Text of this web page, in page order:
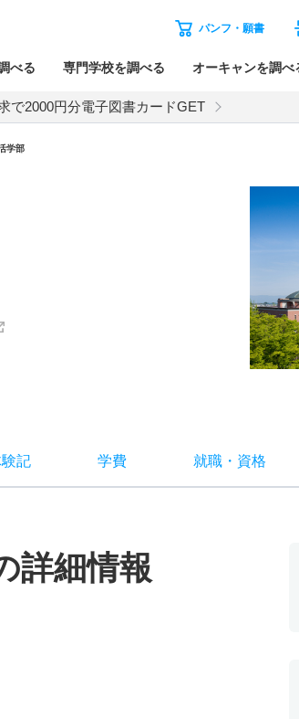
パンフ・願書
べる 専門学校を調べる オーキャンを調べ
で2000円分電子図書カードGET
学部
記 学費 就職・ 資格
詳細情報